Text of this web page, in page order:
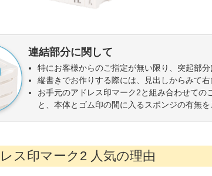
連結部分に関して
特にお客様からのご指定が無い限り、突起部
縦書きでお作りする際には、見出しからみて右
お手元のアドレス印マーク2と組み合わせて
と、本体とゴム印の間に入るスポンジの有無を
ス印マーク2 人気の理由